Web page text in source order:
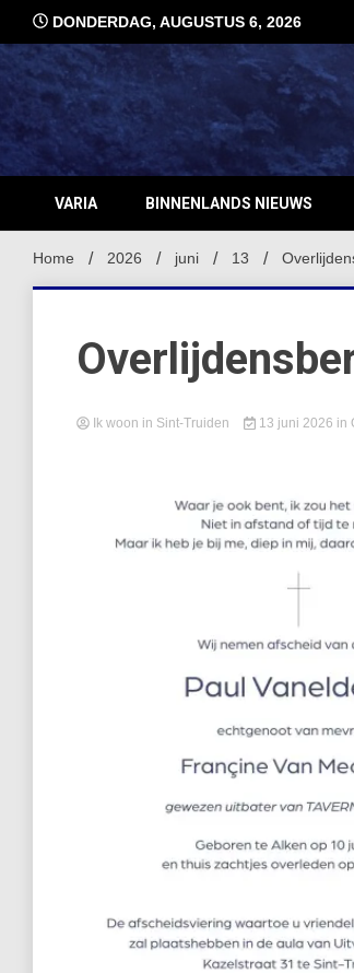
inhoud
DONDERDAG, AUGUSTUS 6, 2026
VARIA BINNENLANDS NIEUWS
Home 2026 juni 13
Ik woon in Sint-Truiden 13 juni 2026 in